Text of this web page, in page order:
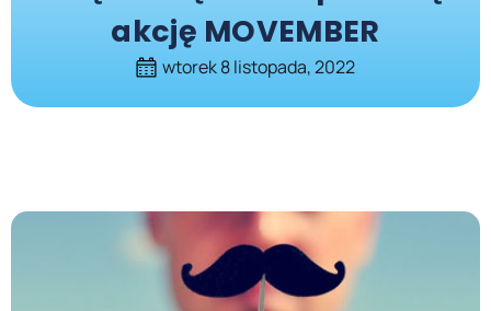
akcję MOVEMBER
wtorek 8 listopada, 2022